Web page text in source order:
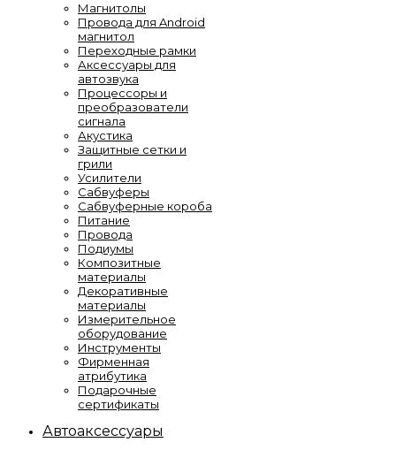
Магнитолы
Провода для Android
магнитол
Переходные рамки
Аксессуары для
автозвука
Процессоры и
преобразователи
сигнала
Акустика
Защитные сетки и
грили
Усилители
Сабвуферы
Сабвуферные короба
Питание
Провода
Подиумы
Композитные
материалы
Декоративные
материалы
Измерительное
оборудование
Инструменты
Фирменная
атрибутика
Подарочные
сертификаты
Автоаксессуары